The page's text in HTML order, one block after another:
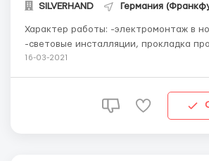
SILVERHAND Германия
Характер работы: -электромонтаж в новых домах
-световые инсталляции, прокладка
потолках -прокладку проводов в новых домах
-сертификат электрика - обязательно
16-03-2021